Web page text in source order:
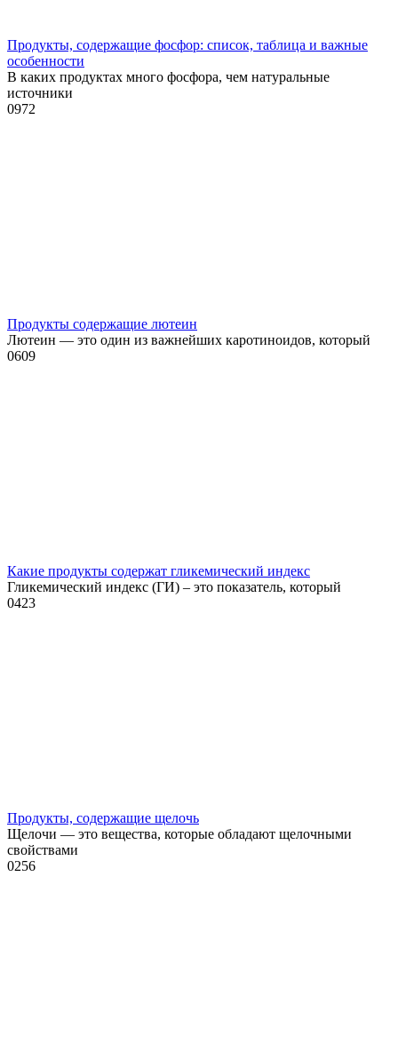
Продукты, содержащие фосфор: список, таблица и важные
особенности
В каких продуктах много фосфора, чем натуральные
источники
0972
Продукты содержащие лютеин
Лютеин — это один из важнейших каротиноидов, который
0609
Какие продукты содержат гликемический индекс
Гликемический индекс (ГИ) – это показатель, который
0423
Продукты, содержащие щелочь
Щелочи — это вещества, которые обладают щелочными
свойствами
0256